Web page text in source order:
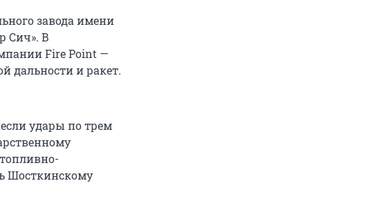
завода имени
Сич». В
Fire Point —
дальности и ракет.
удары по трем
Шосткинскому